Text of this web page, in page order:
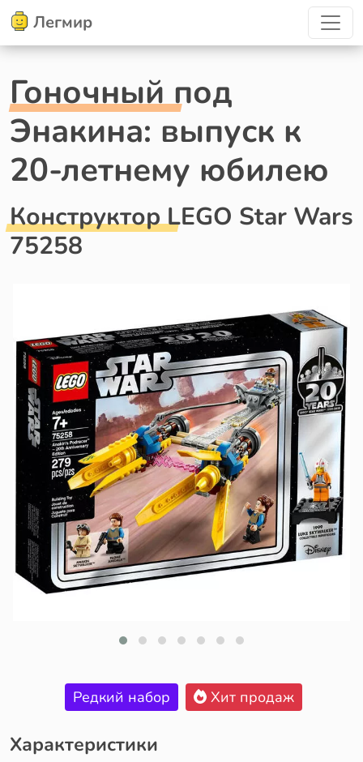
Легмир
Гоночный под
Энакина: выпуск к
20-летнему юбилею
Конструктор LEGO Star Wars
75258
Редкий набор Хит продаж
Характеристики